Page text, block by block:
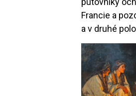
Francie a
a v druhé
Image